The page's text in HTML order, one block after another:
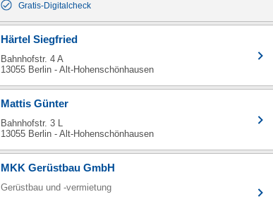
Gratis-Digitalcheck
Härtel Siegfried
Bahnhofstr. 4 A
13055 Berlin - Alt-Hohenschönhausen
Mattis Günter
Bahnhofstr. 3 L
13055 Berlin - Alt-Hohenschönhausen
MKK Gerüstbau GmbH
Gerüstbau und -vermietung